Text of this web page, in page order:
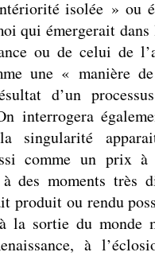
isolée » ou
qui émergerait
ou de celui de
une « manière
d’un
interrogera
singularité
comme un prix
des moments très
produit ou rendu
la sortie du monde
à